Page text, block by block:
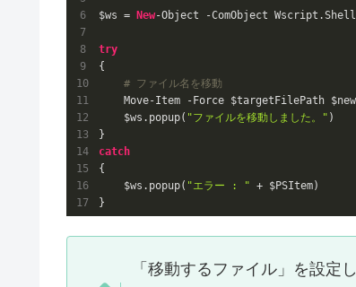
$ws = New-Object -ComObject Wscript.Shell
try
{
# ファイル名を移動
Move-Item -Force $targetFilePath
    $ws.popup(
"ファイルを移動しました。" )
catch
{
    $ws.popup(
"エラー : " + $PSItem)
}
「移動するファイル」を設定